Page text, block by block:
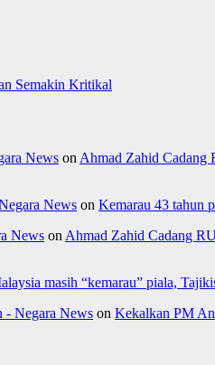
Semakin Kritikal
News onAhmad Zahid Cadang
News on Kemarau 43 tahun
News onAhmad Zahid Cadang
masih “kemarau” piala,
- Negara News on Kekalkan PM